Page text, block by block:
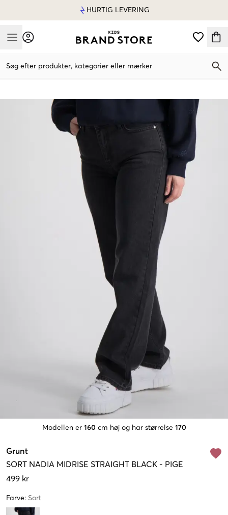
HURTIG LEVERING
Mobile Menu
Søg efter produkter, kategorier eller mærker
Modellen er 160 cm høj og har størrelse 170
Grunt
SORT NADIA MIDRISE STRAIGHT BLACK - PIGE
499 kr
Farve: Sort